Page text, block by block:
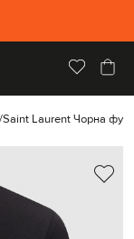
Saint Laurent Чорна